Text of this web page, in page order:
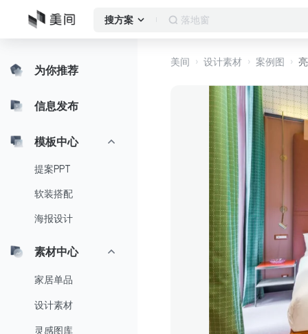
搜方案 落地窗
为你推荐
信息发布
模板中心
提案PPT
软装搭配
海报设计
素材中心
家居单品
设计素材
灵感图库
美间 设计素材 案例图